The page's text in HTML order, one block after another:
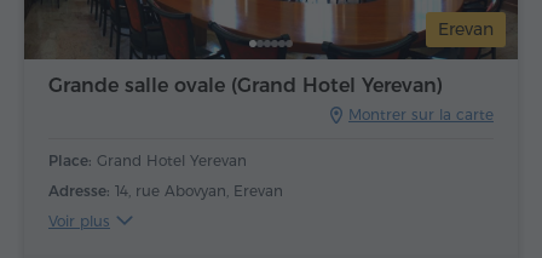
Erevan
Grande salle ovale (Grand Hotel Yerevan)
Montrer sur la carte
Place: Grand Hotel Yerevan
Adresse: 14, rue Abovyan, Erevan
Voir plus